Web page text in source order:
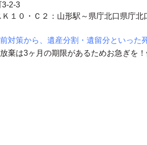
3-2-3
Ｋ１０・Ｃ２：山形駅～県庁北口県庁
対策から、遺産分割・遺留分といった
棄は3ヶ月の期限があるためお急ぎを！